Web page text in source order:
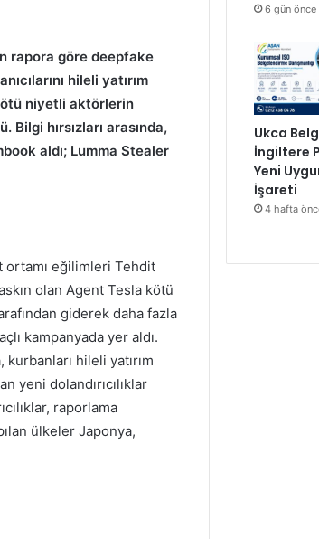
rapora göre deepfake
hileli yatırım
niyetli aktörlerin
hırsızları arasında,
aldı; Lumma Stealer
ortamı eğilimleri Tehdit
olan Agent Tesla kötü
giderek daha fazla
kampanyada yer aldı.
hileli yatırım
yeni dolandırıcılıklar
raporlama
ülkeler Japonya,
6 gün önce
Ukca
İngiltere
Yeni
İşareti
4 hafta